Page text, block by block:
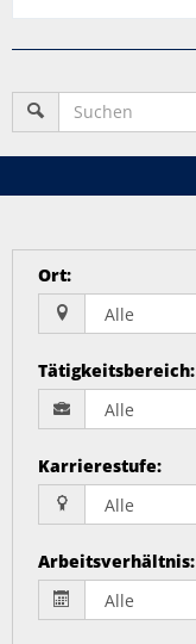
Ort:
Tätigkeitsbereich:
Karrierestufe:
Arbeitsverhältnis: